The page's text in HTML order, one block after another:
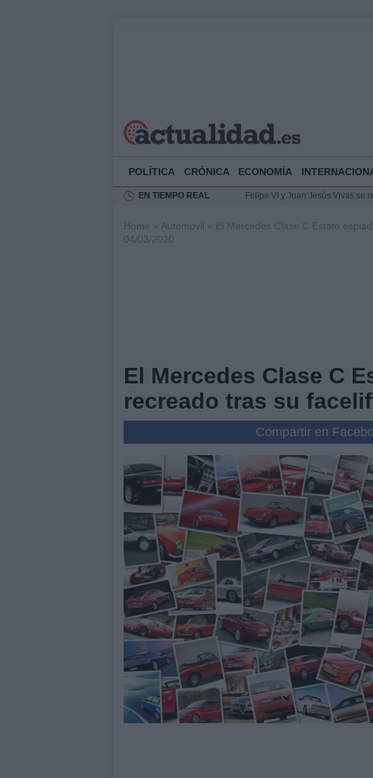
POLÍTICA CRÓNICA ECONOMÍA
EN TIEMPO REAL
Felipe VI y Juan Jesús Vivas se
El Rey de España respalda a
Home » Automovil » El Mercedes Clase C Estate
04/03/2020
El Mercedes Clase C
recreado tras su
Compartir en